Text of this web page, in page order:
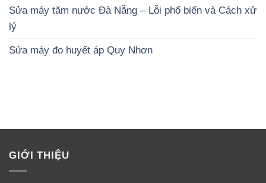
Sửa máy tăm nước Đà Nẵng – Lỗi phổ biến và Cách xử
lý
Sửa máy đo huyết áp Quy Nhơn
GIỚI THIỆU